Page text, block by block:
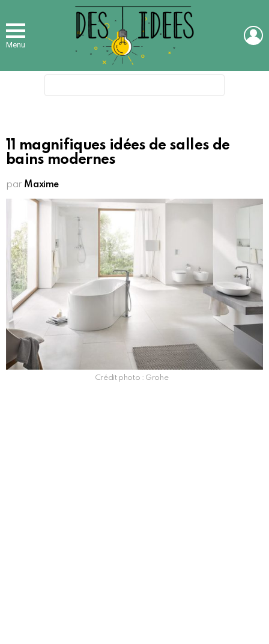
Menu
11 magnifiques idées de salles de
bains modernes
par Maxime
Crédit photo : Grohe